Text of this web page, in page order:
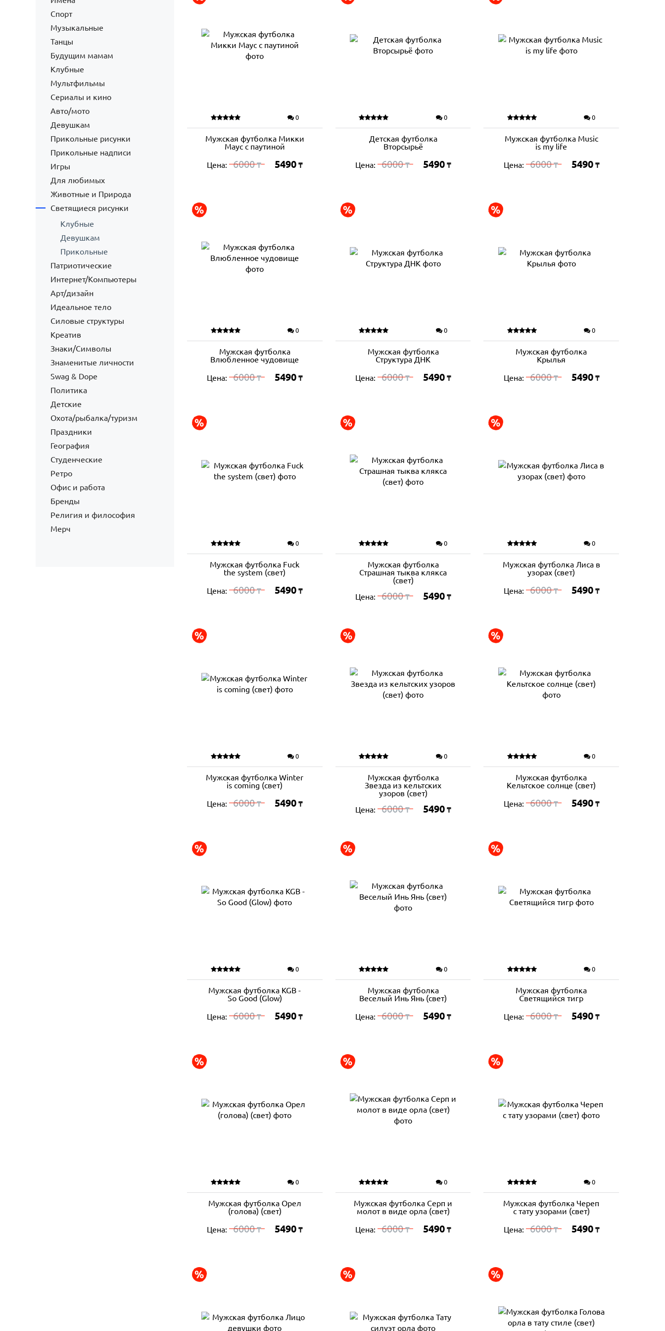
Спорт
Музыкальные
Танцы
Будущим мамам
Клубные
Мультфильмы
Сериалы и кино
Авто/мото
Девушкам
Прикольные рисунки
Прикольные надписи
Игры
Для любимых
Животные и Природа
Светящиеся рисунки
Клубные
Девушкам
Прикольные
Патриотические
Интернет/Компьютеры
Арт/дизайн
Идеальное тело
Силовые структуры
Креатив
Знаки/Символы
Знаменитые личности
Swag & Dope
Политика
Детские
Охота/рыбалка/туризм
Праздники
География
Студенческие
Ретро
Офис и работа
Бренды
Религия и философия
Мерч
0
Мужская футболка Микки
Маус с паутиной
Цена: 6000₸ 5490 ₸
0
Детская футболка
Вторсырьё
Цена: 6000₸ 5490 ₸
0
Мужская футболка Music
is my life
Цена: 6000₸ 5490 ₸
0
Мужская футболка
Влюбленное чудовище
Цена: 6000₸ 5490 ₸
0
Мужская футболка
Структура ДНК
Цена: 6000₸ 5490 ₸
0
Мужская футболка
Крылья
Цена: 6000₸ 5490 ₸
0
Мужская футболка Fuck
the system (свет)
Цена: 6000₸ 5490 ₸
0
Мужская футболка
Страшная тыква клякса
(свет)
Цена: 6000₸ 5490 ₸
0
Мужская футболка Лиса в
узорах (свет)
Цена: 6000₸ 5490 ₸
0
Мужская футболка Winter
is coming (свет)
Цена: 6000₸ 5490 ₸
0
Мужская футболка
Звезда из кельтских
узоров (свет)
Цена: 6000₸ 5490 ₸
0
Мужская футболка
Кельтское солнце (свет)
Цена: 6000₸ 5490 ₸
0
Мужская футболка KGB -
So Good (Glow)
Цена: 6000₸ 5490 ₸
0
Мужская футболка
Веселый Инь Янь (свет)
Цена: 6000₸ 5490 ₸
0
Мужская футболка
Светящийся тигр
Цена: 6000₸ 5490 ₸
0
Мужская футболка Орел
(голова) (свет)
Цена: 6000₸ 5490 ₸
0
Мужская футболка Серп и
молот в виде орла (свет)
Цена: 6000₸ 5490 ₸
0
Мужская футболка Череп
с тату узорами (свет)
Цена: 6000₸ 5490 ₸